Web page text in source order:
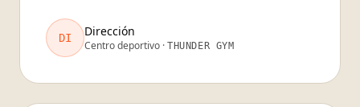
DI Dirección
Centro deportivo · THUNDER GYM